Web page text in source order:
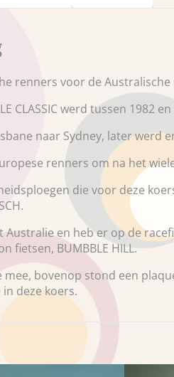
renners voor de Australische
CLASSIC werd tussen
naar Sydney, later werd
renners om na het
die voor deze
Australie en heb er op de
fietsen, BUMBBLE HILL.
bovenop stond een
deze koers.